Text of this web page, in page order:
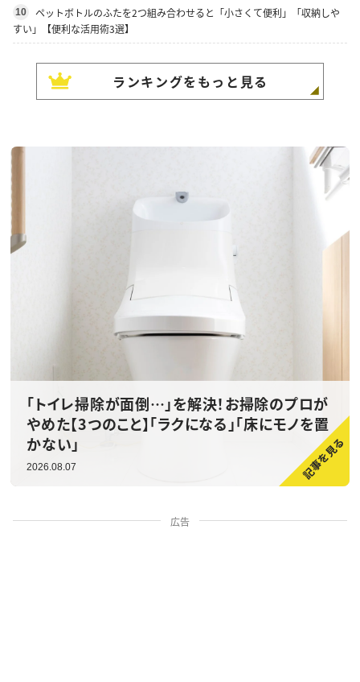
10
ペットボトルのふたを2つ組み合わせると「小さくて便利」「収納しや
すい」【便利な活用術3選】
ランキングをもっと見る
「トイレ掃除が面倒…」を解決！お掃除のプロが
やめた【3つのこと】「ラクになる」「床にモノを置
かない」
2026.08.07
広告